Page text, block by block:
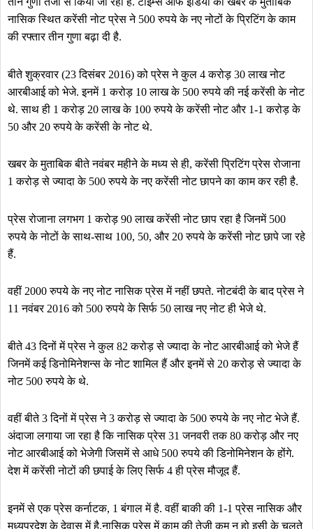
नासिक स्थित करेंसी नोट प्रेस ने 500 रुपये के नए नोटों के प्रिटिंग के काम
की रफ्तार तीन गुणा बढ़ा दी है.
बीते शुक्रवार (23 दिसंबर 2016) को प्रेस ने कुल 4 करोड़ 30 लाख नोट
आरबीआई को भेजे. इनमें 1 करोड़ 10 लाख के 500 रुपये की नई करेंसी के नोट
थे. साथ ही 1 करोड़ 20 लाख के 100 रुपये के करेंसी नोट और 1-1 करोड़ के
50 और 20 रुपये के करेंसी के नोट थे.
खबर के मुताबिक बीते नवंबर महीने के मध्य से ही, करेंसी प्रिटिंग प्रेस रोजाना
1 करोड़ से ज्यादा के 500 रुपये के नए करेंसी नोट छापने का काम कर रही है.
प्रेस रोजाना लगभग 1 करोड़ 90 लाख करेंसी नोट छाप रहा है जिनमें 500
रुपये के नोटों के साथ-साथ 100, 50, और 20 रुपये के करेंसी नोट छापे जा रहे
हैं.
वहीं 2000 रुपये के नए नोट नासिक प्रेस में नहीं छपते. नोटबंदी के बाद प्रेस ने
11 नवंबर 2016 को 500 रुपये के सिर्फ 50 लाख नए नोट ही भेजे थे.
बीते 43 दिनों में प्रेस ने कुल 82 करोड़ से ज्यादा के नोट आरबीआई को भेजे हैं
जिनमें कई डिनोमिनेशन्स के नोट शामिल हैं और इनमें से 20 करोड़ से ज्यादा के
नोट 500 रुपये के थे.
वहीं बीते 3 दिनों में प्रेस ने 3 करोड़ से ज्यादा के 500 रुपये के नए नोट भेजे हैं.
अंदाजा लगाया जा रहा है कि नासिक प्रेस 31 जनवरी तक 80 करोड़ और नए
नोट आरबीआई को भेजेगी जिसमें से आधे 500 रुपये की डिनोमिनेशन के होंगे.
देश में करेंसी नोटों की छपाई के लिए सिर्फ 4 ही प्रेस मौजूद हैं.
इनमें से एक प्रेस कर्नाटक, 1 बंगाल में है. वहीं बाकी की 1-1 प्रेस नासिक और
मध्यप्रदेश के देवास में है.नासिक प्रेस में काम की तेजी कम न हो इसी के चलते